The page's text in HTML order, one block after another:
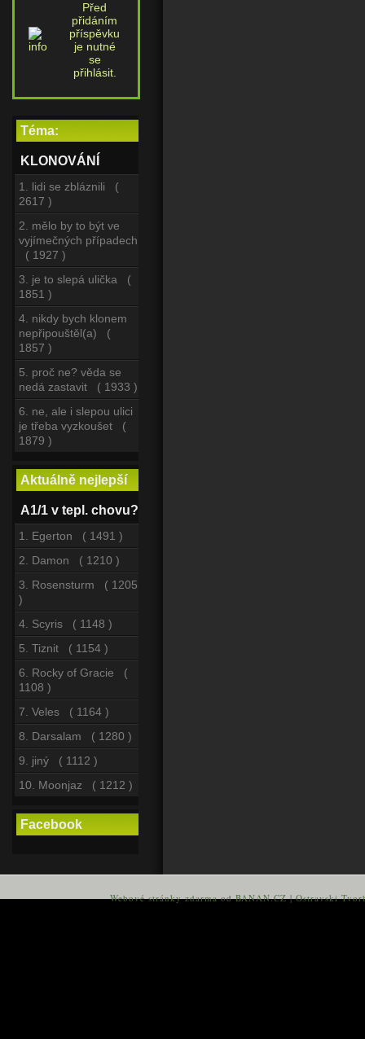
Před
přidáním
příspěvku
je nutné
se
přihlásit.
Téma:
KLONOVÁNÍ
1. lidi se zbláznili (
2617 )
2. mělo by to být ve
vyjímečných případech
( 1927 )
3. je to slepá ulička (
1851 )
4. nikdy bych klonem
nepřipouštěl(a) (
1857 )
5. proč ne? věda se
nedá zastavit ( 1933 )
6. ne, ale i slepou ulici
je třeba vyzkoušet (
1879 )
Aktuálně nejlepší
A1/1 v tepl. chovu?
1. Egerton ( 1491 )
2. Damon ( 1210 )
3. Rosensturm ( 1205
)
4. Scyris ( 1148 )
5. Tiznit ( 1154 )
6. Rocky of Gracie (
1108 )
7. Veles ( 1164 )
8. Darsalam ( 1280 )
9. jiný ( 1112 )
10. Moonjaz ( 1212 )
Facebook
Webové stránky zdarmaodBANAN.CZ|Ostravski